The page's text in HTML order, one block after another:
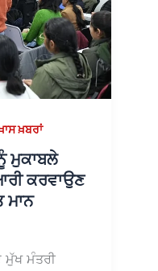
ਖ਼ਬਰਾਂ
ਮੁਕਾਬਲੇ
ਕਰਵਾਉਣ
ਮਾਨ
ਮੁੱਖ ਮੰਤਰੀ